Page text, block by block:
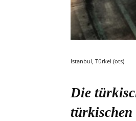
Istanbul, Türkei (ots)
Die
türkischen